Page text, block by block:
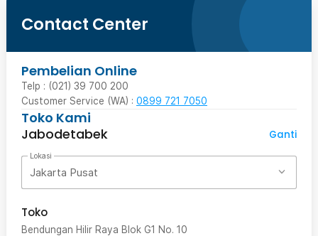
Contact Center
Pembelian Online
Telp : (021) 39 700 200
Customer Service (WA) : 0899 721 7050
Toko Kami
Jabodetabek
Ganti
Lokasi
Jakarta Pusat
Toko
Bendungan Hilir Raya Blok G1 No. 10